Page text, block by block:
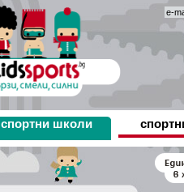
спортни школи